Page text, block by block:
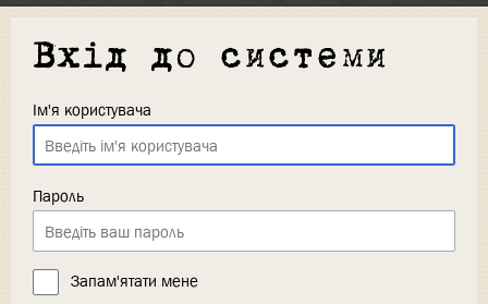
Вхід до системи
Ім'я користувача
Пароль
Запам'ятати мене